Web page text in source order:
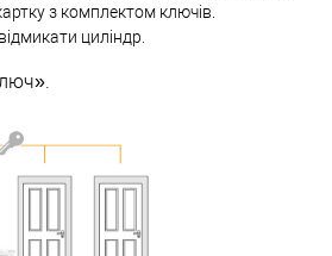
з комплектом ключів.
циліндр.